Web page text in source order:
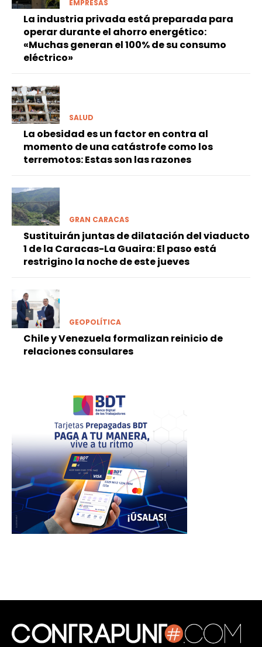
EMPRESAS
La industria privada está preparada para
operar durante el ahorro energético:
«Muchas generan el 100% de su consumo
eléctrico»
SALUD
La obesidad es un factor en contra al
momento de una catástrofe como los
terremotos: Estas son las razones
GRAN CARACAS
Sustituirán juntas de dilatación del viaducto
1 de la Caracas-La Guaira: El paso está
restrigino la noche de este jueves
GEOPOLÍTICA
Chile y Venezuela formalizan reinicio de
relaciones consulares